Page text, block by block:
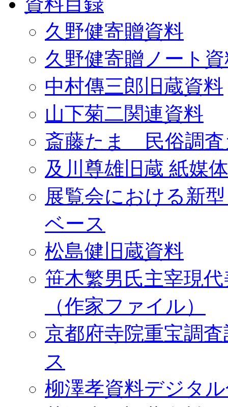
久野健寄贈資料
久野健寄贈ノート
中村傳三郎旧蔵資料
山下菊二関連資料
斎藤たま 民俗調査
及川尊雄旧蔵 紙媒
展覧会における新
ベース
松島健旧蔵資料
笹木繁男氏主宰現
（作家ファイル）
京都府寺院重宝調
ス
柳澤孝資料デジタ